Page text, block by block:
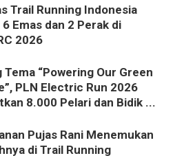
Trail Running Indonesia
Emas dan 2 Perak di
2026
Tema “Powering Our Green
PLN Electric Run 2026
8.000 Pelari dan Bidik ...
Pujas Rani Menemukan
di Trail Running